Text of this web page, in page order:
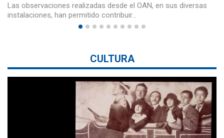
Las observaciones realizadas desde el OAN, en sus diversas
instalaciones, han permitido contribuir…
CULTURA